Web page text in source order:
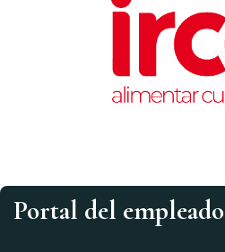
Portal del empleado